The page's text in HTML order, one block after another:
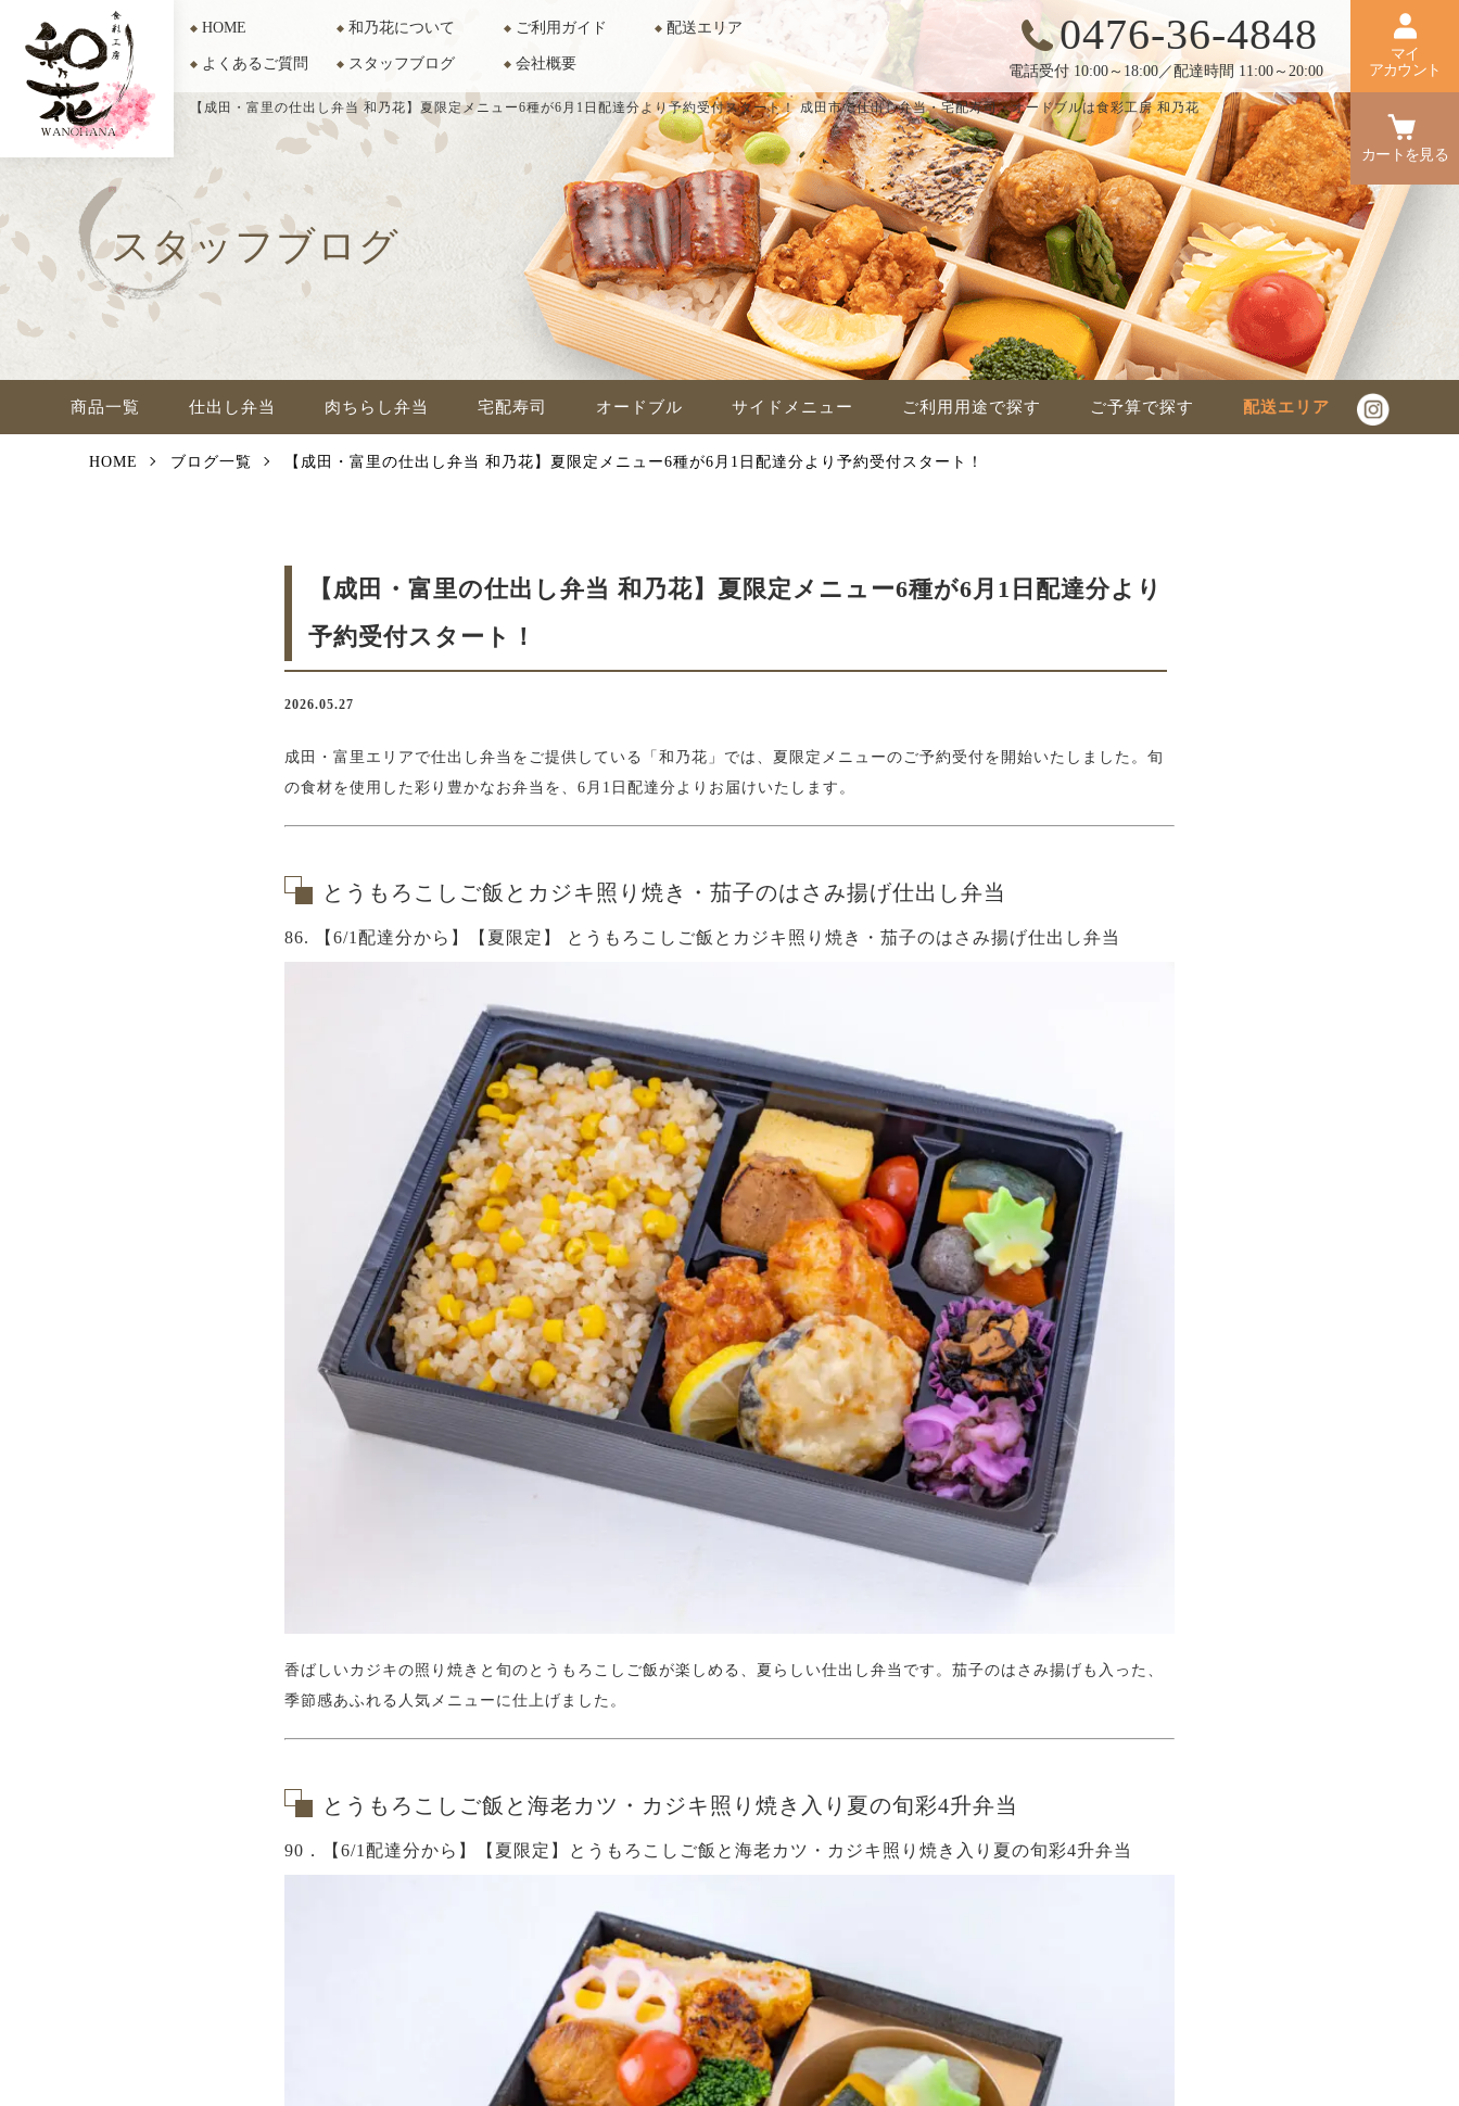
【成田・富里の仕出し弁当 和乃花】夏限定メニュー6種が6月1日配達分より予約受付スタート！成田市で仕出し弁当・宅配寿司・オードブルは食彩工房 和乃花
HOME 和乃花について ご利用ガイド 配送エリア
よくあるご質問 スタッフブログ 会社概要
0476-36-4848
電話受付 10:00～18:00／配達時間 11:00～20:00
マイ
アカウント
カートを見る
スタッフブログ
商品一覧 仕出し弁当 肉ちらし弁当 宅配寿司 オードブル サイドメニュー ご利用用途で探す ご予算で探す 配送エリア
HOME ブログ一覧 【成田・富里の仕出し弁当 和乃花】夏限定メニュー6種が6月1日配達分より予約受付スタート！
【成田・富里の仕出し弁当 和乃花】夏限定メニュー6種が6月1日配達分より
予約受付スタート！
2026.05.27
成田・富里エリアで仕出し弁当をご提供している「和乃花」では、夏限定メニューのご予約受付を開始いたしました。旬
の食材を使用した彩り豊かなお弁当を、6月1日配達分よりお届けいたします。
とうもろこしご飯とカジキ照り焼き・茄子のはさみ揚げ仕出し弁当
86. 【6/1配達分から】【夏限定】 とうもろこしご飯とカジキ照り焼き・茄子のはさみ揚げ仕出し弁当
香ばしいカジキの照り焼きと旬のとうもろこしご飯が楽しめる、夏らしい仕出し弁当です。茄子のはさみ揚げも入った、
季節感あふれる人気メニューに仕上げました。
とうもろこしご飯と海老カツ・カジキ照り焼き入り夏の旬彩4升弁当
90．【6/1配達分から】【夏限定】とうもろこしご飯と海老カツ・カジキ照り焼き入り夏の旬彩4升弁当